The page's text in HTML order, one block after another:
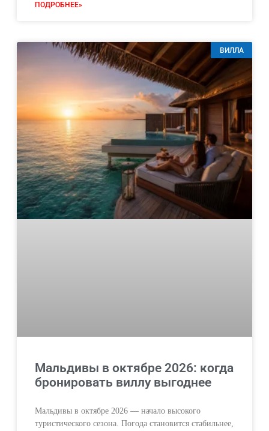
ПОДРОБНЕЕ»
ВИЛЛА
Мальдивы в октябре 2026: когда
бронировать виллу выгоднее
Мальдивы в октябре 2026 — начало высокого
туристического сезона. Погода становится стабильнее,